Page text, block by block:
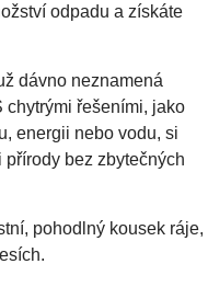
odpadu a získáte
dávno neznamená
chytrými řešeními, jako
energii nebo vodu, si
bez zbytečných
pohodlný kousek ráje,